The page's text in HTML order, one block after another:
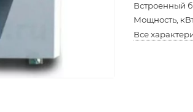
Встроенный
Мощность,
Все